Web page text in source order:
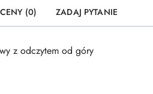
(0) ZADAJ PYTANIE
z odczytem od góry